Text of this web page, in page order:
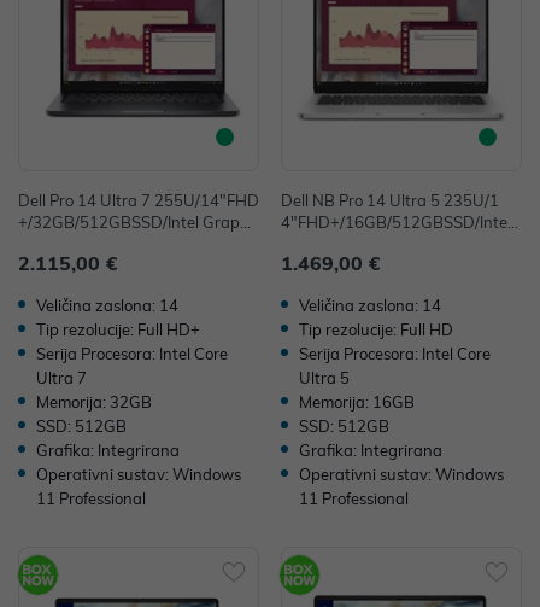
Dell Pro 14 Ultra 7 255U/14"FHD
+/32GB/512GBSSD/Intel Graphi
2.115,00 €
Veličina zaslona: 14
Tip rezolucije: Full HD+
Serija Procesora: Intel Core
Ultra 7
Memorija: 32GB
SSD: 512GB
Grafika: Integrirana
Operativni sustav: Windows
11 Professional
Dell NB Pro 14 Ultra 5 235U/1
4"FHD+/16GB/512GBSSD/Intel
1.469,00 €
Veličina zaslona: 14
Tip rezolucije: Full HD
Serija Procesora: Intel Core
Ultra 5
Memorija: 16GB
SSD: 512GB
Grafika: Integrirana
Operativni sustav: Windows
11 Professional